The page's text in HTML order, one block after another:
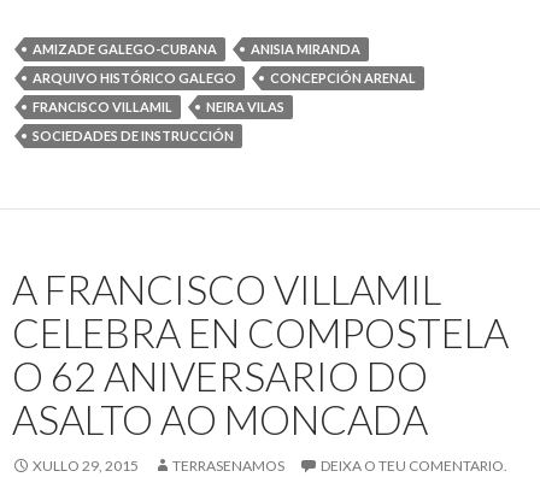
o
seu
tesouro
documental
AMIZADE GALEGO-CUBANA
ANISIA MIRANDA
ARQUIVO HISTÓRICO GALEGO
CONCEPCIÓN ARENAL
FRANCISCO VILLAMIL
NEIRA VILAS
SOCIEDADES DE INSTRUCCIÓN
A FRANCISCO VILLAMIL
CELEBRA EN COMPOSTELA
O 62 ANIVERSARIO DO
ASALTO AO MONCADA
XULLO 29, 2015 TERRASENAMOS DEIXA O TEU COMENTARIO.